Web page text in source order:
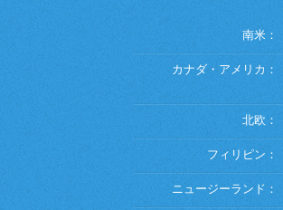
南米：
カナダ・アメリカ：
北欧：
フィリピン：
ニュージーランド：